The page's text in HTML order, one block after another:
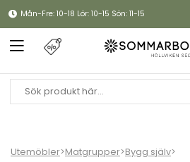
Mån-Fre: 10-18 Lör: 10-15 Sön: 11-15
Utemöbler>Matgrupper>Bygg själv>